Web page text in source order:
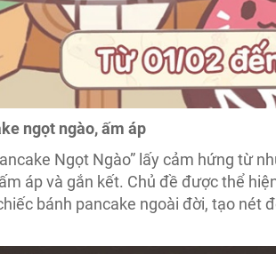
ngọt ngào, ấm áp
Ngọt Ngào” lấy cảm hứng từ
áp và gắn kết. Chủ đề được thể
bánh pancake ngoài đời, tạo nét